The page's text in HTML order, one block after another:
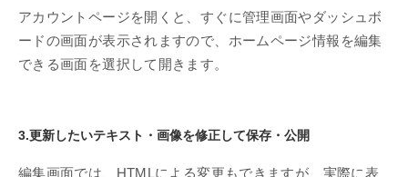
アカウントページを開くと、すぐに管理画面やダッシュボ
ードの画面が表示されますので、ホームページ情報を編集
できる画面を選択して開きます。
3.更新したいテキスト・画像を修正して保存・公開
編集画面では、HTMLによる変更もできますが、実際に表